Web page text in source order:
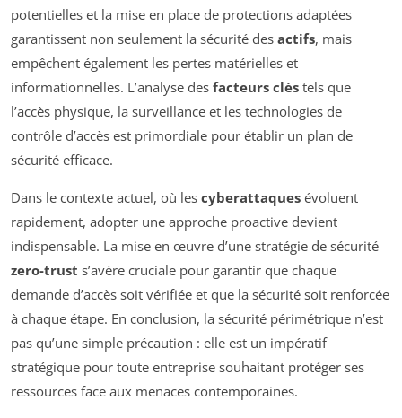
potentielles et la mise en place de protections adaptées
garantissent non seulement la sécurité des actifs, mais
empêchent également les pertes matérielles et
informationnelles. L’analyse des facteurs clés tels que
l’accès physique, la surveillance et les technologies de
contrôle d’accès est primordiale pour établir un plan de
sécurité efficace.
Dans le contexte actuel, où les cyberattaques évoluent
rapidement, adopter une approche proactive devient
indispensable. La mise en œuvre d’une stratégie de sécurité
zero-trust s’avère cruciale pour garantir que chaque
demande d’accès soit vérifiée et que la sécurité soit renforcée
à chaque étape. En conclusion, la sécurité périmétrique n’est
pas qu’une simple précaution : elle est un impératif
stratégique pour toute entreprise souhaitant protéger ses
ressources face aux menaces contemporaines.